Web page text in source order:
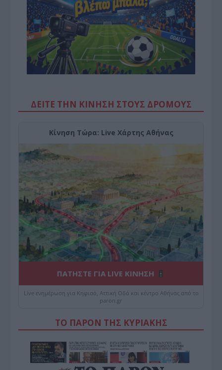
ΔΕΙΤΕ ΤΗΝ ΚΙΝΗΣΗ ΣΤΟΥΣ ΔΡΌΜΟΥΣ
Κίνηση Τώρα: Live Χάρτης Αθήνας
ΠΑΤΗΣΤΕ ΓΙΑ LIVE ΚΙΝΗΣΗ
Live ενημέρωση για Κηφισό, Αττική Οδό και κέντρο Αθήνας από το
paron.gr
ΤΟ ΠΑΡΟΝ ΤΗΣ ΚΥΡΙΑΚΗΣ